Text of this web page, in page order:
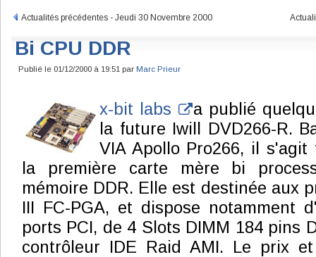
Actualités précédentes - Jeudi 30 Novembre 2000
Bi CPU DDR
Publié le 01/12/2000 à 19:51 par Marc Prieur
x-bit labs
a publié
la future Iwill DVD266-R.
VIA Apollo Pro266, il
la première carte mère bi
mémoire DDR. Elle est destinée aux
III FC-PGA, et dispose notamment
ports PCI, de 4 Slots DIMM 184 pins
contrôleur IDE Raid AMI. Le prix